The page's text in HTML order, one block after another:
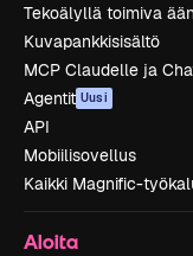
Tekoälyllä toimiva
Kuvapankkisisältö
MCP Claudelle ja
Agentit Uusi
API
Mobiilisovellus
Kaikki Magnific-
Aloita